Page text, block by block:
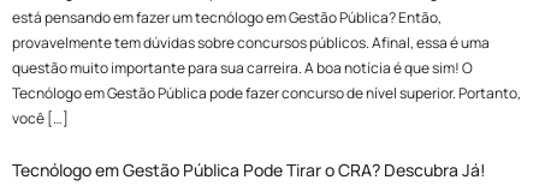
está pensando em fazer um tecnólogo em Gestão Pública? Então,
provavelmente tem dúvidas sobre concursos públicos. Afinal, essa é uma
questão muito importante para sua carreira. A boa notícia é que sim! O
Tecnólogo em Gestão Pública pode fazer concurso de nível superior. Portanto,
você […]
Tecnólogo em Gestão Pública Pode Tirar o CRA? Descubra Já!